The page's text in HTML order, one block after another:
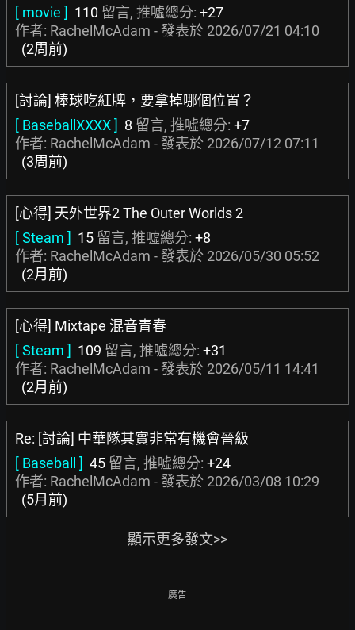
[ movie ] 110 留言, 推噓總分: +27
作者: RachelMcAdam - 發表於 2026/07/21 04:10
(2周前)
[討論] 棒球吃紅牌，要拿掉哪個位置？
[ BaseballXXXX ] 8 留言, 推噓總分: +7
作者: RachelMcAdam - 發表於 2026/07/12 07:11
(3周前)
[心得] 天外世界2 The Outer Worlds 2
[ Steam ] 15 留言, 推噓總分: +8
作者: RachelMcAdam - 發表於 2026/05/30 05:52
(2月前)
[心得] Mixtape 混音青春
[ Steam ] 109 留言, 推噓總分: +31
作者: RachelMcAdam - 發表於 2026/05/11 14:41
(2月前)
Re: [討論] 中華隊其實非常有機會晉級
[ Baseball ] 45 留言, 推噓總分: +24
作者: RachelMcAdam - 發表於 2026/03/08 10:29
(5月前)
顯示更多發文>>
廣告